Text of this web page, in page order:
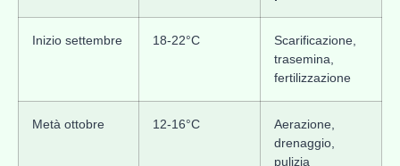
Inizio settembre 18-22°C
Scarificazione,
trasemina,
fertilizzazione
Metà ottobre 12-16°C
Aerazione,
drenaggio,
pulizia